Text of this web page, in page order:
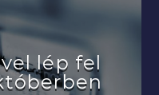
lép fel